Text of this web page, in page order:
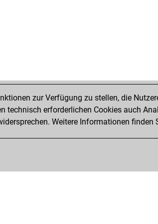
zur Verfügung zu stellen, die
erforderlichen Cookies auch
Weitere Informationen finden